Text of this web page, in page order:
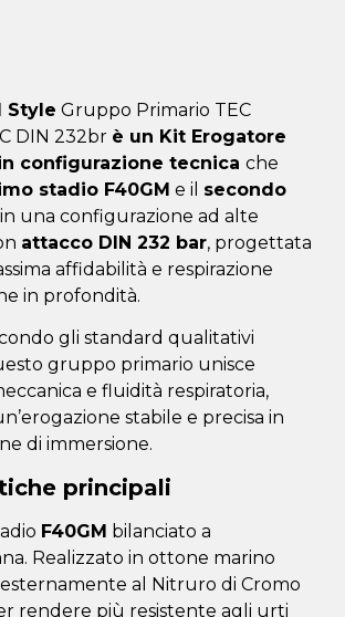
Style Gruppo Primario TEC
DIN 232br è un Kit Erogatore
configurazione tecnica che
stadio F40GM e il secondo
in una configurazione ad alte
attacco DIN 232 bar, progettata
affidabilità e respirazione
in profondità.
gli standard qualitativi
gruppo primario unisce
e fluidità respiratoria,
stabile e precisa in
di immersione.
principali
F40GM bilanciato a
Realizzato in ottone marino
al Nitruro di Cromo
rendere più resistente agli urti